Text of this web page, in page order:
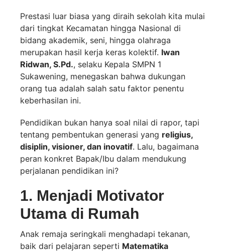
Prestasi luar biasa yang diraih sekolah kita mulai
dari tingkat Kecamatan hingga Nasional di
bidang akademik, seni, hingga olahraga
merupakan hasil kerja keras kolektif. Iwan
Ridwan, S.Pd., selaku Kepala SMPN 1
Sukawening, menegaskan bahwa dukungan
orang tua adalah salah satu faktor penentu
keberhasilan ini.
Pendidikan bukan hanya soal nilai di rapor, tapi
tentang pembentukan generasi yang religius,
disiplin, visioner, dan inovatif. Lalu, bagaimana
peran konkret Bapak/Ibu dalam mendukung
perjalanan pendidikan ini?
1. Menjadi Motivator
Utama di Rumah
Anak remaja seringkali menghadapi tekanan,
baik dari pelajaran seperti Matematika